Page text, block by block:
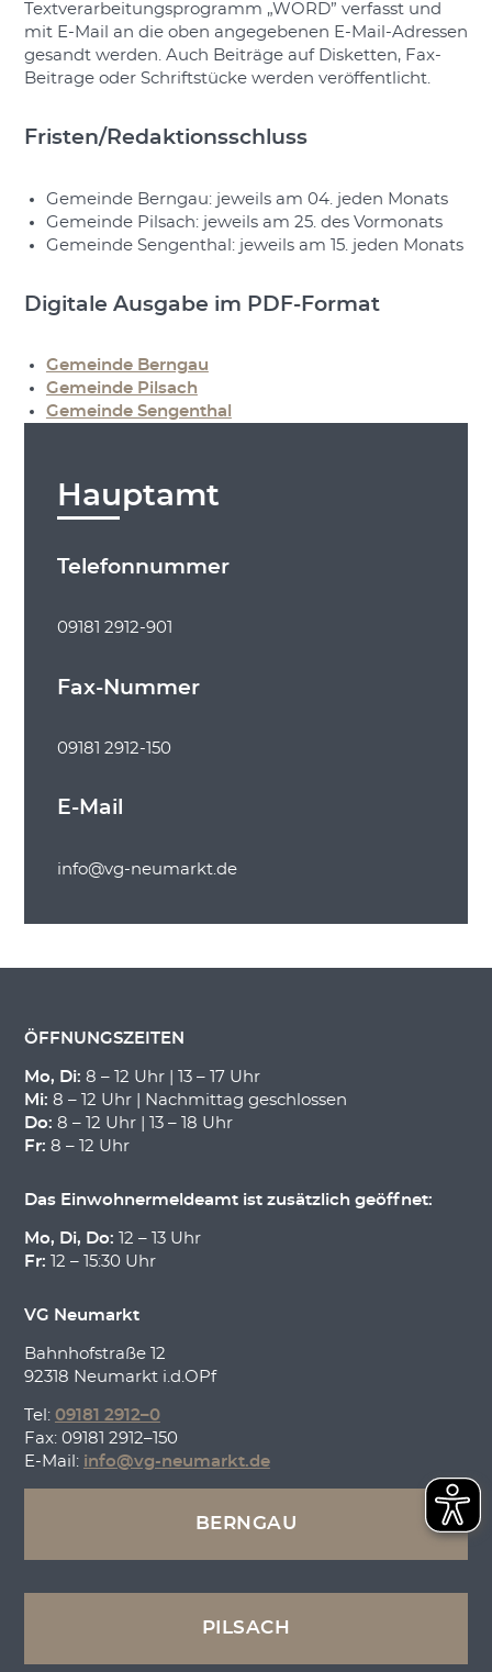
Textverarbeitungsprogramm „WORD” verfasst und
mit E-Mail an die oben angegebenen E-Mail-Adressen
gesandt werden. Auch Beiträge auf Disketten, Fax-
Beitrage oder Schriftstücke werden veröffentlicht.
Fristen/Redaktionsschluss
Gemeinde Berngau: jeweils am 04. jeden Monats
Gemeinde Pilsach: jeweils am 25. des Vormonats
Gemeinde Sengenthal: jeweils am 15. jeden Monats
Digitale Ausgabe im PDF-Format
Gemeinde Berngau
Gemeinde Pilsach
Gemeinde Sengenthal
Hauptamt
Telefonnummer
09181 2912-901
Fax-Nummer
09181 2912-150
E-Mail
info@vg-neumarkt.de
ÖFFNUNGSZEITEN
Mo, Di: 8 – 12 Uhr | 13 – 17 Uhr
Mi: 8 – 12 Uhr | Nachmittag geschlossen
Do: 8 – 12 Uhr | 13 – 18 Uhr
Fr: 8 – 12 Uhr
Das Einwohnermeldeamt ist zusätzlich geöffnet:
Mo, Di, Do: 12 – 13 Uhr
Fr: 12 – 15:30 Uhr
VG Neumarkt
Bahnhofstraße 12
92318 Neumarkt i.d.OPf
Tel: 09181 2912–0
Fax: 09181 2912–150
E-Mail: info@vg-neumarkt.de
BERNGAU
PILSACH